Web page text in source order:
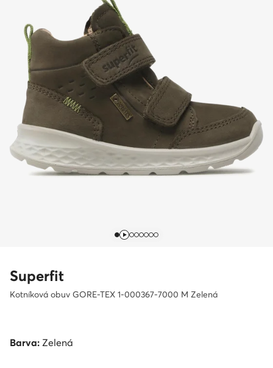
Superfit
Kotníková obuv GORE-TEX 1-000367-7000 M Zelená
Barva: Zelená